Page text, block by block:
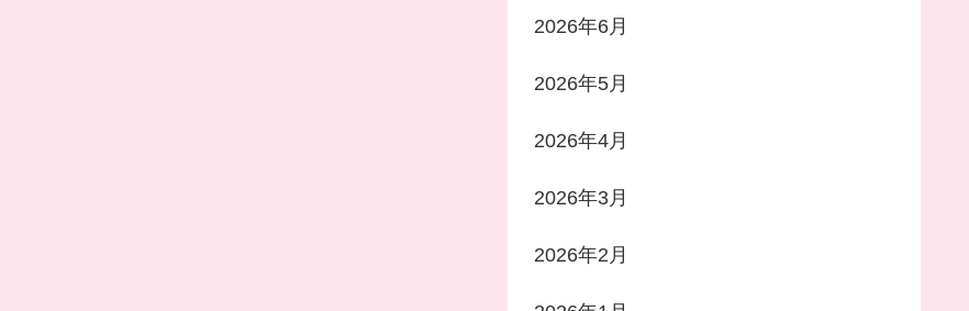
2026年6月
2026年5月
2026年4月
2026年3月
2026年2月